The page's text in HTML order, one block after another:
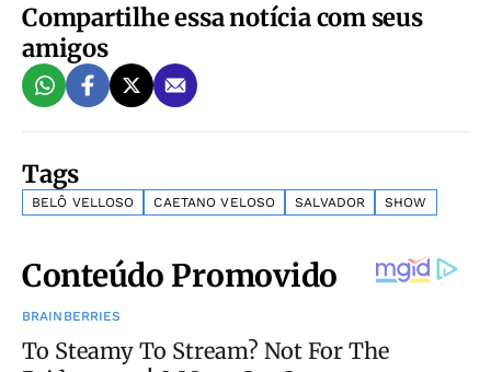
Compartilhe essa notícia com seus
amigos
Tags
BELÔ VELLOSO CAETANO VELOSO SALVADOR SHOW